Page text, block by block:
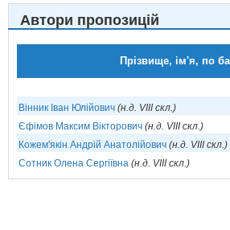
Автори пропозицій
Прізвище, ім'я, по
Вінник Іван Юлійович (н.д. VIII скл.)
Єфімов Максим Вікторович (н.д. VIII скл.)
Кожем'якін Андрій Анатолійович (н.д. VIII скл.)
Сотник Олена Сергіївна (н.д. VIII скл.)